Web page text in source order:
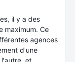
il y a des
maximum. Ce
agences
d'une
l'autre, et